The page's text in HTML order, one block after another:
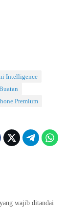
Intelligence
Premium
wajib ditandai